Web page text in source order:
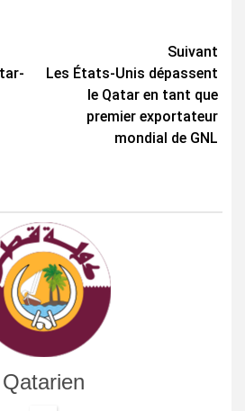
Suivant
Les États-Unis dépassent
le Qatar en tant que
premier exportateur
mondial de GNL
Qatarien